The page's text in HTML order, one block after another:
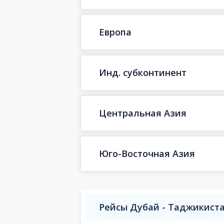
Европа
Инд. субконтинент
Центральная Азия
Юго-Восточная Азия
Рейсы Дубай -